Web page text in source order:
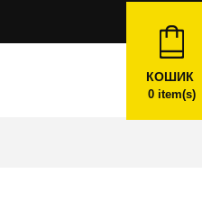
КОШИК
0item(s)